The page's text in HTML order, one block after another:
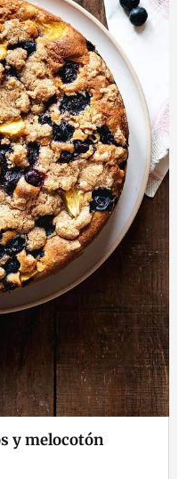
y melocotón